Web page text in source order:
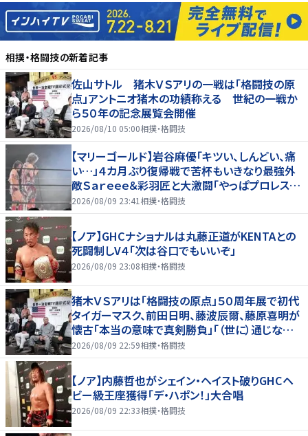
相撲・格闘技の新着記事
佐山サトル 猪木ＶＳアリの一戦は「格闘技の原
点」アントニオ猪木の功績称える 世紀の一戦か
ら５０年の記念展覧会開催
2026/08/10 05:00相撲・格闘技
【マリーゴールド】岩谷麻優「キツい、しんどい、痛
い…」４カ月ぶり復帰戦で苦杯もいきなり最強外
敵Ｓａｒｅｅｅ＆彩羽匠と大激闘「やっぱプロレス大
好き」
2026/08/09 23:41 相撲・格闘技
【ノア】GHCナショナルは丸藤正道がKENTAとの
死闘制しV４「次は谷口でもいいぞ」
2026/08/09 23:08相撲・格闘技
猪木ＶＳアリは「格闘技の原点」５０周年展で初代
タイガーマスク、前田日明、藤波辰爾、藤原喜明が
懐古「本当の意味で真剣勝負」「（世に）通じない
歯がゆさも」
2026/08/09 22:59相撲・格闘技
【ノア】内藤哲也がシェイン・ヘイスト破りGHCヘ
ビー級王座獲得「デ・ハポン！」大合唱
2026/08/09 22:33相撲・格闘技